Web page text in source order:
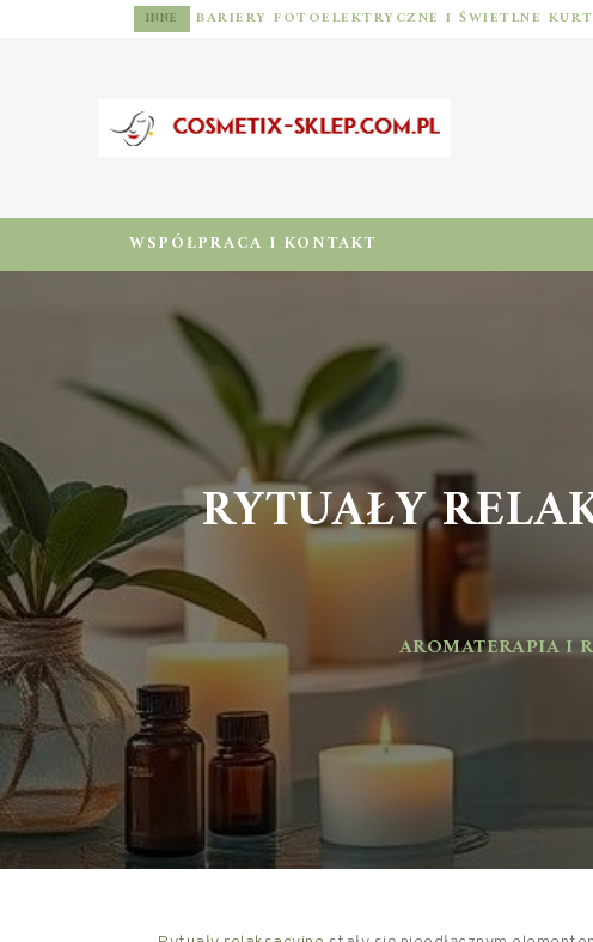
INNE
WSPÓŁPRACA I KONTAKT
RYTUAŁY
AROMATERAPIA I